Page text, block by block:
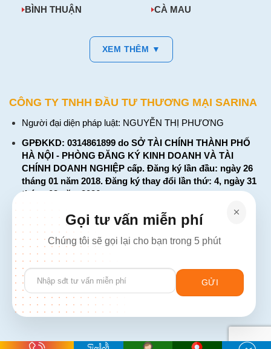
BÌNH THUẬN CÀ MAU
XEM THÊM ▼
CÔNG TY TNHH ĐẦU TƯ THƯƠNG MẠI SARINA
Người đại diện pháp luật: NGUYỄN THỊ PHƯƠNG
GPĐKKD: 0314861899 do SỞ TÀI CHÍNH THÀNH PHỐ
HÀ NỘI - PHÒNG ĐĂNG KÝ KINH DOANH VÀ TÀI
CHÍNH DOANH NGHIỆP cấp. Đăng ký lần đầu: ngày 26
tháng 01 năm 2018. Đăng ký thay đổi lần thứ: 4, ngày 31
tháng 03 năm 2026
226 Đường Láng, Đống Đa, Hà Nội
137 Đường Hòa Hưng, Phường 12, Quận 10, TP. Hồ Chí
Minh
Hotline: 1900 2106 - 0386 001 001
Email:Giaiphap3g@gmail.com
Gọi tư vấn miễn phí
Chúng tôi sẽ gọi lại cho bạn trong 5 phút
Please
leave
field